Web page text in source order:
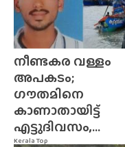
Kerala Top
നീണ്ടകര വള്ളം
അപകടം;
ഗൗതമിനെ
കാണാതായിട്ട്
എട്ടുദിവസം,...